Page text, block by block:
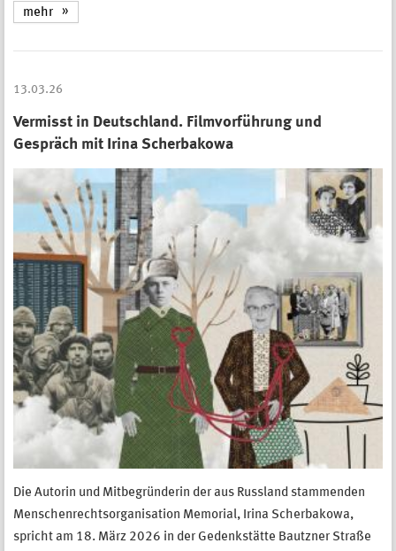
mehr
13.03.26
Vermisst in Deutschland. Filmvorführung und
Gespräch mit Irina Scherbakowa
Die Autorin und Mitbegründerin der aus Russland stammenden
Menschenrechtsorganisation Memorial, Irina Scherbakowa,
spricht am 18. März 2026 in der Gedenkstätte Bautzner Straße